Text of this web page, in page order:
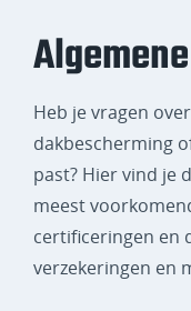
Algemene
Heb je vragen
dakbescherming
past? Hier vind je
meest
certificeringen en
verzekeringen en